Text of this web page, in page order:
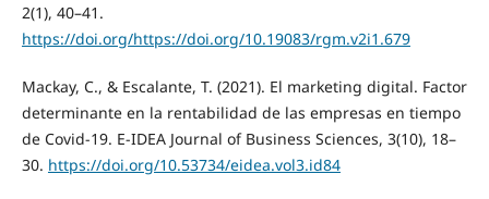
2(1), 40–41.
https://doi.org/https://doi.org/10.19083/rgm.v2i1.679
Mackay, C., & Escalante, T. (2021). El marketing digital. Factor
determinante en la rentabilidad de las empresas en tiempo
de Covid-19. E-IDEA Journal of Business Sciences, 3(10), 18–
30. https://doi.org/10.53734/eidea.vol3.id84